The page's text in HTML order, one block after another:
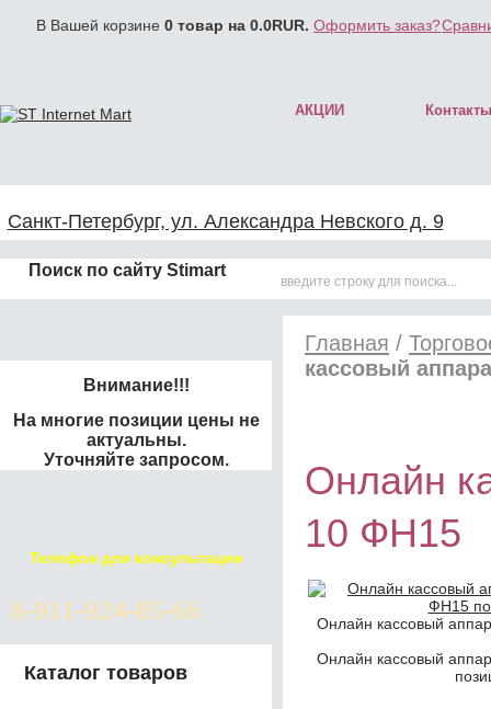
В Вашей корзине 0 товар на 0.0RUR. Оформить заказ?
АКЦИИ Контакты
Санкт-Петербург, ул. Александра Невского д. 9
Поиск по сайту Stimart
Внимание!!!
На многие позиции цены не
актуальны.
Уточняйте запросом.
Телефон для консультации
8-911-924-85-66
Каталог товаров
Главная /
кассовый
Онлайн
10 ФН15
Онлайн кассовый
Онлайн кассовый